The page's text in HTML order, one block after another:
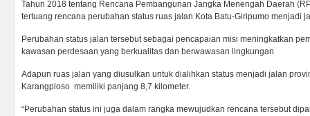
Tahun 2018 tentang Rencana Pembangunan Jangka Menengah Daerah
tertuang rencana perubahan status ruas jalan Kota Batu-Giripumo menjadi
Perubahan status jalan tersebut sebagai pencapaian misi meningkatkan
kawasan perdesaan yang berkualitas dan berwawasan lingkungan
Adapun ruas jalan yang diusulkan untuk dialihkan status menjadi jalan
Karangploso memiliki panjang 8,7 kilometer.
“Perubahan status ini juga dalam rangka mewujudkan rencana tersebut